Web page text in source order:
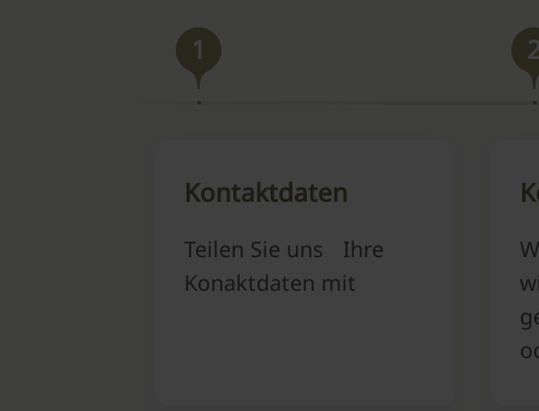
1
Kontaktdaten
Teilen Sie uns Ihre
Konaktdaten mit